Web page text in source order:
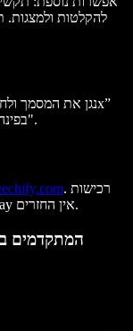
להקלטות ולמצגות.
בפינה. לאחר מכן תוכל להאיץ או להאט ולסיים ב"סיום".
. רכישות
דרך App Store יטופלו דרך Apple. ב-Google Play אין החזרים.